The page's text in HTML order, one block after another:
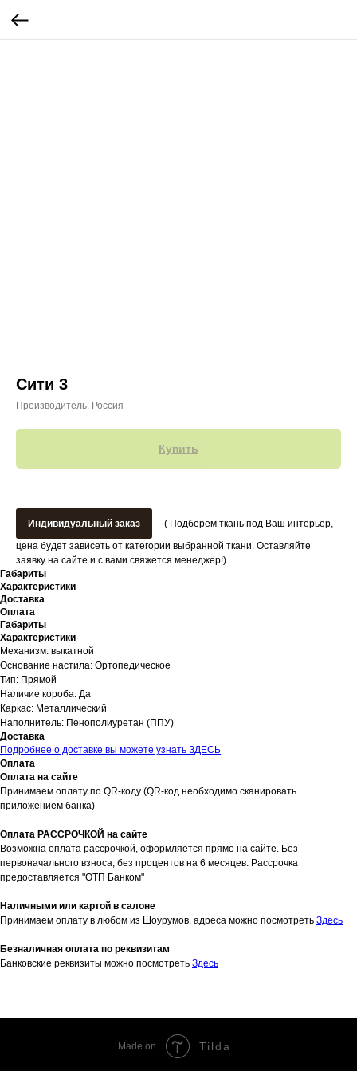
Сити 3
Производитель: Россия
Купить
Индивидуальный заказ
( Подберем ткань под Ваш интерьер,
цена будет зависеть от категории выбранной ткани. Оставляйте
заявку на сайте и с вами свяжется менеджер!).
Габариты
Характеристики
Доставка
Оплата
Габариты
Характеристики
Механизм: выкатной
Основание настила: Ортопедическое
Тип: Прямой
Наличие короба: Да
Каркас: Металлический
Наполнитель: Пенополиуретан (ППУ)
Доставка
Подробнее о доставке вы можете узнать ЗДЕСЬ
Оплата
Оплата на сайте
Принимаем оплату по QR-коду (QR-код необходимо сканировать
приложением банка)
Оплата РАССРОЧКОЙ на сайте
Возможна оплата рассрочкой, оформляется прямо на сайте. Без
первоначального взноса, без процентов на 6 месяцев. Рассрочка
предоставляется "ОТП Банком"
Наличными или картой в салоне
Принимаем оплату в любом из Шоурумов, адреса можно посмотреть Здесь
Безналичная оплата по реквизитам
Банковские реквизиты можно посмотреть Здесь
Made on Tilda